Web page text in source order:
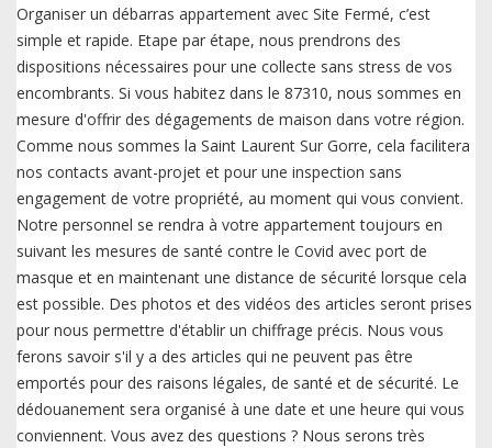
Organiser un débarras appartement avec Site Fermé, c’est
simple et rapide. Etape par étape, nous prendrons des
dispositions nécessaires pour une collecte sans stress de vos
encombrants. Si vous habitez dans le 87310, nous sommes en
mesure d'offrir des dégagements de maison dans votre région.
Comme nous sommes la Saint Laurent Sur Gorre, cela facilitera
nos contacts avant-projet et pour une inspection sans
engagement de votre propriété, au moment qui vous convient.
Notre personnel se rendra à votre appartement toujours en
suivant les mesures de santé contre le Covid avec port de
masque et en maintenant une distance de sécurité lorsque cela
est possible. Des photos et des vidéos des articles seront prises
pour nous permettre d'établir un chiffrage précis. Nous vous
ferons savoir s'il y a des articles qui ne peuvent pas être
emportés pour des raisons légales, de santé et de sécurité. Le
dédouanement sera organisé à une date et une heure qui vous
conviennent. Vous avez des questions ? Nous serons très